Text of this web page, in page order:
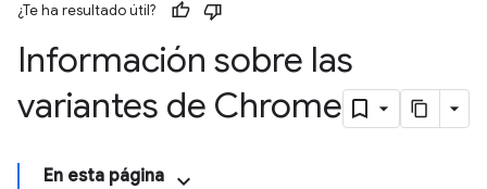
¿Te ha resultado útil?
Información sobre las
variantes de Chrome
En esta página